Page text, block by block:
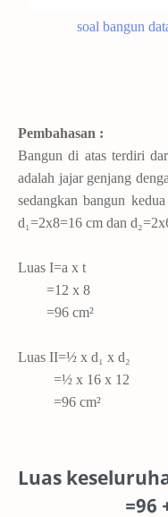
soal bangun
Pembahasan :
Bangun di atas terdiri
adalah jajar genjang
sedangkan bangun
d₁=2x8=16 cm dan
Luas I=a x t
=12 x 8
=96 cm²
Luas II=½ x d₁ x d₂
=½ x 16 x 12
=96 cm²
Luas
=96 +